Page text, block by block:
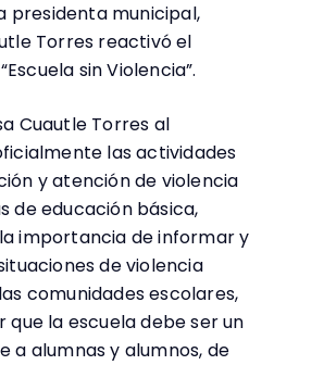
presidenta municipal,
Torres reactivó el
sin Violencia”.
Cuautle Torres al
las actividades
y atención de violencia
de educación básica,
importancia de informar y
de violencia
comunidades escolares,
que la escuela debe ser un
a alumnas y alumnos, de